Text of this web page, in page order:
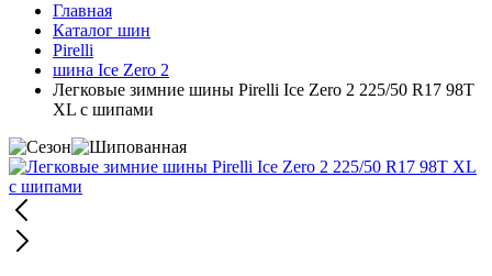
Главная
Каталог шин
Pirelli
шина Ice Zero 2
Легковые зимние шины Pirelli Ice Zero 2 225/50 R17 98T
XL с шипами